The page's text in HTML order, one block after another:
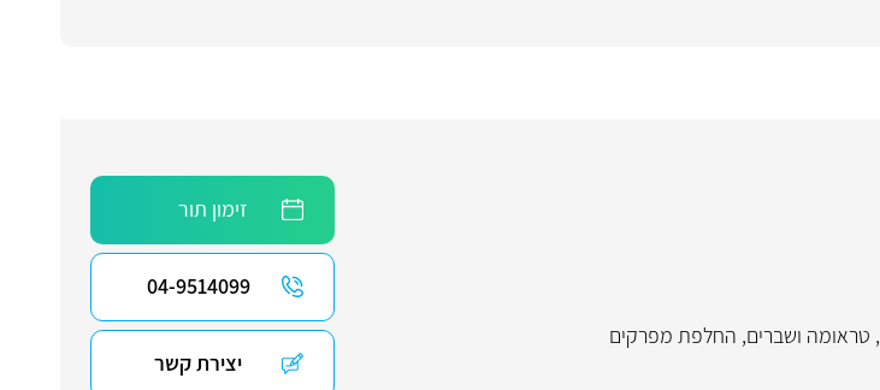
, טראומה ושברים, החלפת מפרקים
זימון תור
04-9514099
יצירת קשר